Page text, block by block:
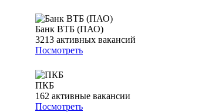
Банк ВТБ (ПАО)
3213 активных вакансий
Посмотреть
ПКБ
162 активные вакансии
Посмотреть